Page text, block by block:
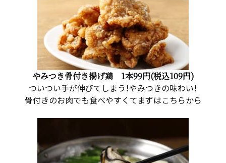
やみつき骨付き揚げ鶏 1本99円(税込109円)
ついつい手が伸びてしまう！やみつきの味わい！
骨付きのお肉でも食べやすくてまずはこちらから